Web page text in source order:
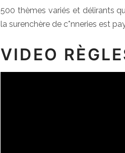
500 thèmes variés et délirants
la surenchère de c*nneries est
VIDEO